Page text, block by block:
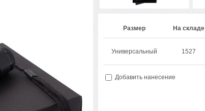
Размер На складе
Универсальный 1527
Добавить нанесение